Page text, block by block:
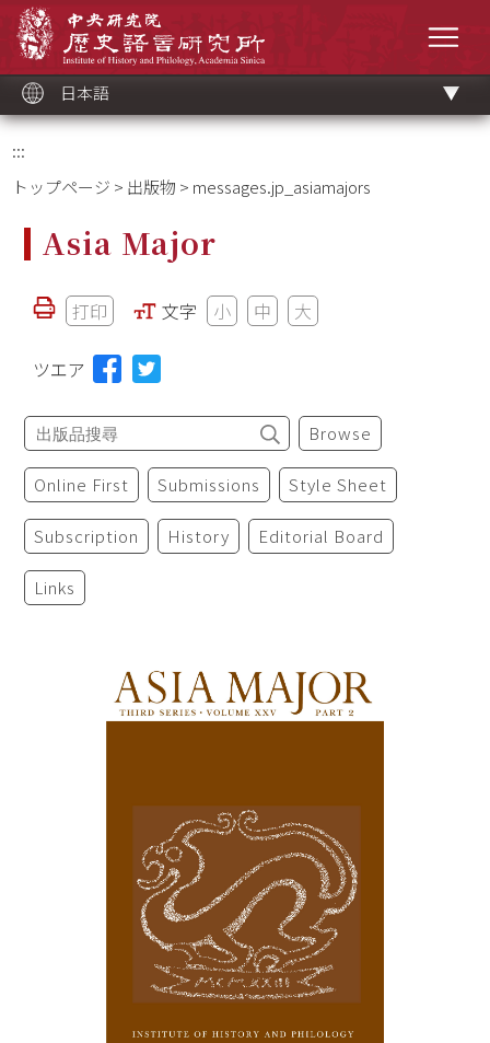
ッ
ク
日本語
:::
トップページ > 出版物 > messages.jp_asiamajors
Asia Major
打印 文字 小 中 大
ツエア
Browse
Online First Submissions Style Sheet
Subscription History Editorial Board
Links